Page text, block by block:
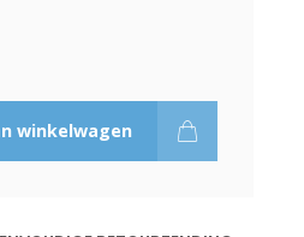
winkelwagen